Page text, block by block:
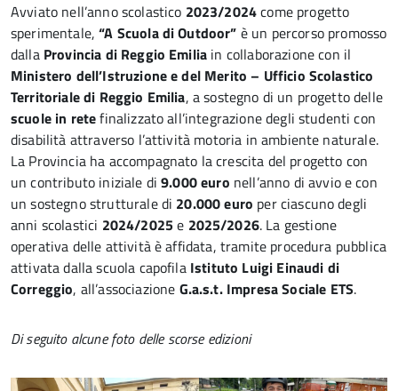
Avviato nell’anno scolastico 2023/2024come progetto
sperimentale,“A Scuola di Outdoor” è un percorso promosso
dalla Provincia di Reggio Emilia in collaborazione con il
Ministero dell’Istruzione e del Merito – Ufficio Scolastico
Territoriale di Reggio Emilia, a sostegno di un progetto delle
scuole in retefinalizzato all’integrazione degli studenti con
disabilità attraverso l’attività motoria in ambiente naturale.
La Provincia ha accompagnato la crescita del progetto con
un contributo iniziale di9.000 euro nell’anno di avvio e con
un sostegno strutturale di 20.000 euro per ciascuno degli
anni scolastici 2024/2025e 2025/2026. La gestione
operativa delle attività è affidata, tramite procedura pubblica
attivata dalla scuola capofila Istituto Luigi Einaudi di
Correggio, all’associazione G.a.s.t. Impresa Sociale ETS.
Di seguito alcune foto delle scorse edizioni